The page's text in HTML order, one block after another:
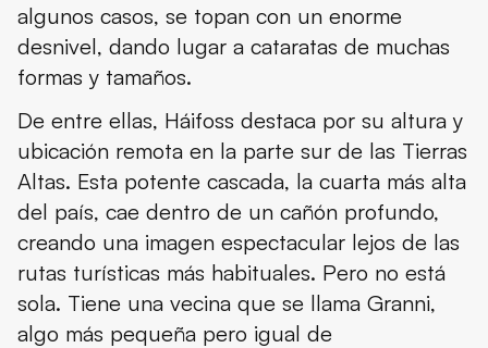
Consejos de viaje
Conclusión
algunos casos, se topan con un enorme
desnivel, dando lugar a cataratas de muchas
formas y tamaños.
De entre ellas, Háifoss destaca por su altura y
ubicación remota en la parte sur de las Tierras
Altas. Esta potente cascada, la cuarta más alta
del país, cae dentro de un cañón profundo,
creando una imagen espectacular lejos de las
rutas turísticas más habituales. Pero no está
sola. Tiene una vecina que se llama Granni,
algo más pequeña pero igual de